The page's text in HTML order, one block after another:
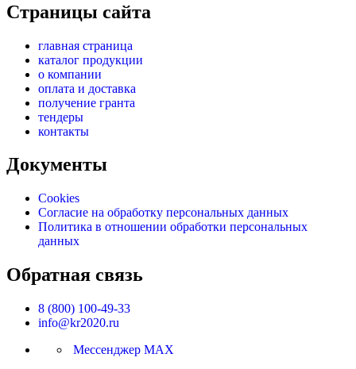
Страницы сайта
главная страница
каталог продукции
о компании
оплата и доставка
получение гранта
тендеры
контакты
Документы
Cookies
Согласие на обработку персональных данных
Политика в отношении обработки персональных
данных
Обратная связь
8 (800) 100-49-33
info@kr2020.ru
Мессенджер MAX